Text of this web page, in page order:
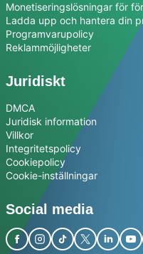
Monetiseringslösningar för
Ladda upp och hantera din
Programvarupolicy
Reklammöjligheter
Juridiskt
DMCA
Juridisk information
Villkor
Integritetspolicy
Cookiepolicy
Cookie-inställningar
Social media